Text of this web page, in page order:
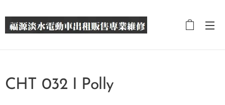
CHT 032 I Polly